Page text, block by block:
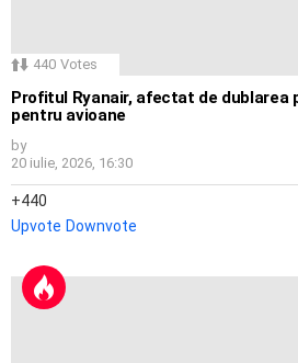
440 Votes
Profitul Ryanair, afectat de
pentru avioane
by
20 iulie, 2026, 16:30
440
Upvote Downvote